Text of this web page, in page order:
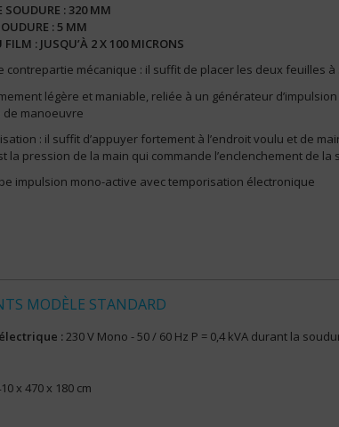
SOUDURE : 320 MM
: 5 MM
FILM : JUSQU’À 2 X 100 MICRONS
contrepartie mécanique : il suffit de placer les deux feuilles
légère et maniable, reliée à un générateur
manoeuvre
: il suffit d’appuyer fortement à l’endroit voulu et de
la pression de la main qui commande l’enclenchement de la
impulsion mono-active avec temporisation électronique
MODÈLE STANDARD
:230 V Mono - 50 / 60 Hz P = 0,4 kVA durant la
x 470 x 180 cm